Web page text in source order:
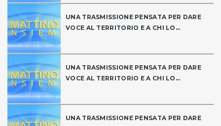
UNA TRASMISSIONE PENSATA PER DARE
VOCE AL TERRITORIO E A CHI LO...
UNA TRASMISSIONE PENSATA PER DARE
VOCE AL TERRITORIO E A CHI LO...
UNA TRASMISSIONE PENSATA PER DARE